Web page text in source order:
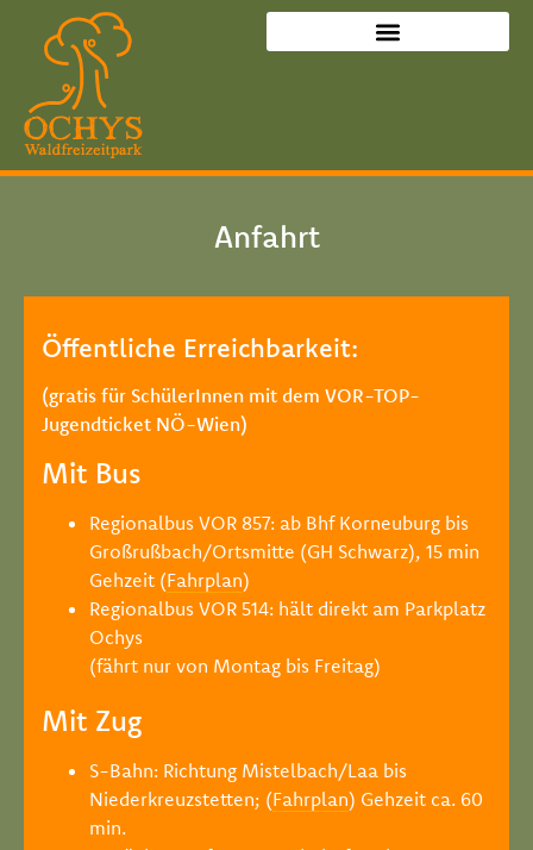
Geheimtipp gegen Langeweile
Anfahrt
Öffentliche Erreichbarkeit:
(gratis für SchülerInnen mit dem VOR-TOP-
Jugendticket NÖ-Wien)
​Mit Bus
Regionalbus VOR 857: ab Bhf Korneuburg bis
Großrußbach/Ortsmitte (GH Schwarz), 15 min
Gehzeit (Fahrplan)
Regionalbus VOR 514: hält direkt am Parkplatz
Ochys
(fährt nur von Montag bis Freitag)
​Mit Zug
S-Bahn: Richtung Mistelbach/Laa bis
Niederkreuzstetten; (Fahrplan) Gehzeit ca. 60
min.